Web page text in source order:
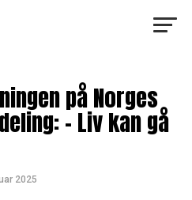
på Norges
– Liv kan gå
2025